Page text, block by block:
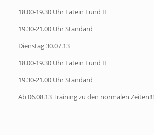
18.00-19.30 Uhr Latein I und II
19.30-21.00 Uhr Standard
Dienstag 30.07.13
18.00-19.30 Uhr Latein I und II
19.30-21.00 Uhr Standard
Ab 06.08.13 Training zu den normalen Zeiten!!!